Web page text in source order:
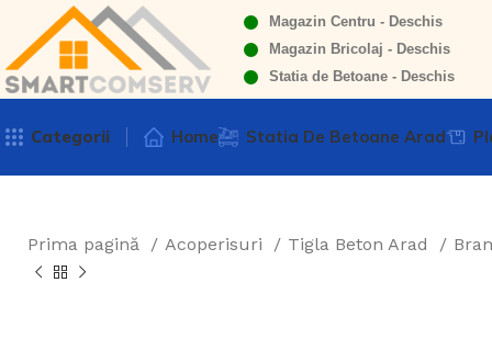
Magazin Centru - Deschis
Magazin Bricolaj - Deschis
Statia de Betoane - Deschis
Categorii Home Statia De Betoane Arad
Prima pagină Acoperisuri Tigla Beton Arad